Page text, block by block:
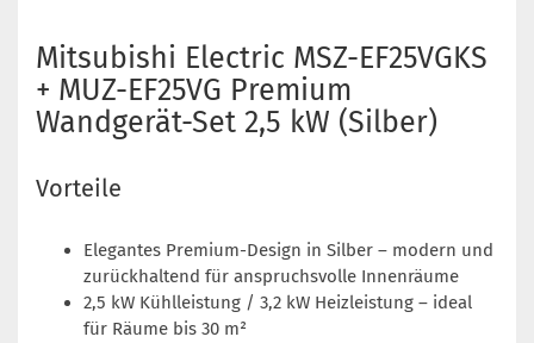
Mitsubishi Electric MSZ-EF25VGKS
+ MUZ-EF25VG Premium
Wandgerät-Set 2,5 kW (Silber)
Vorteile
Elegantes Premium-Design in Silber – modern und
zurückhaltend für anspruchsvolle Innenräume
2,5 kW Kühlleistung / 3,2 kW Heizleistung – ideal
für Räume bis 30 m²